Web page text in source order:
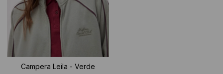
Campera Leila - Verde